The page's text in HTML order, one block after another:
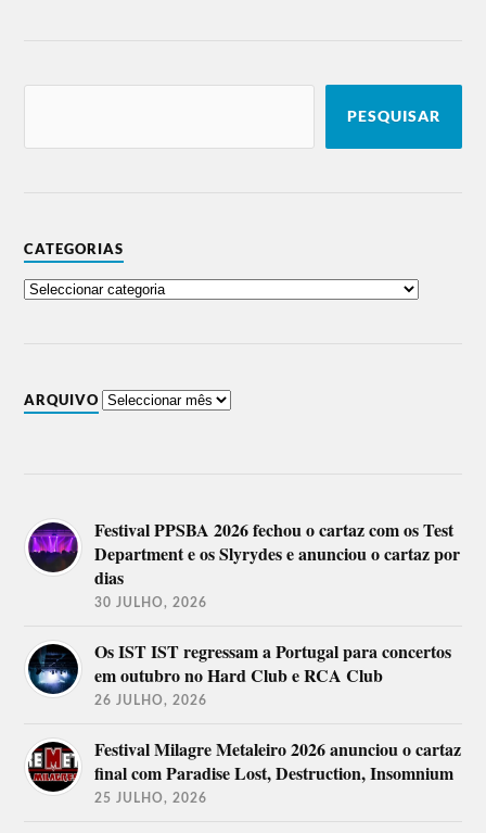
PESQUISAR
CATEGORIAS
ARQUIVO
Festival PPSBA 2026 fechou o cartaz com os Test
Department e os Slyrydes e anunciou o cartaz por
dias
30 JULHO, 2026
Os IST IST regressam a Portugal para concertos
em outubro no Hard Club e RCA Club
26 JULHO, 2026
Festival Milagre Metaleiro 2026 anunciou o cartaz
final com Paradise Lost, Destruction, Insomnium
25 JULHO, 2026